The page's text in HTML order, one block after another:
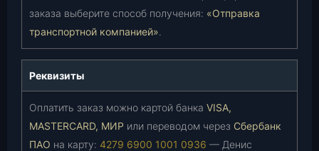
заказа выберите способ получения: «Отправка
транспортной компанией».
Реквизиты
Оплатить заказ можно картой банка VISA,
MASTERCARD, МИР или переводом через Сбербанк
ПАО на карту: 4279 6900 1001 0936 — Денис